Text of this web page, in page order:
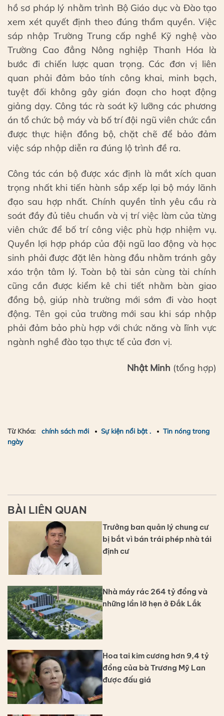
hồ sơ pháp lý nhằm trình Bộ Giáo dục và Đào tạo
xem xét quyết định theo đúng thẩm quyền. Việc
sáp nhập Trường Trung cấp nghề Kỹ nghệ vào
Trường Cao đẳng Nông nghiệp Thanh Hóa là
bước đi chiến lược quan trọng. Các đơn vị liên
quan phải đảm bảo tính công khai, minh bạch,
tuyệt đối không gây gián đoạn cho hoạt động
giảng dạy. Công tác rà soát kỹ lưỡng các phương
án tổ chức bộ máy và bố trí đội ngũ viên chức cần
được thực hiện đồng bộ, chặt chẽ để bảo đảm
việc sáp nhập diễn ra đúng lộ trình đề ra.
Công tác cán bộ được xác định là mắt xích quan
trọng nhất khi tiến hành sắp xếp lại bộ máy lãnh
đạo sau hợp nhất. Chính quyền tỉnh yêu cầu rà
soát đầy đủ tiêu chuẩn và vị trí việc làm của từng
viên chức để bố trí công việc phù hợp nhiệm vụ.
Quyền lợi hợp pháp của đội ngũ lao động và học
sinh phải được đặt lên hàng đầu nhằm tránh gây
xáo trộn tâm lý. Toàn bộ tài sản cùng tài chính
cũng cần được kiểm kê chi tiết nhằm bàn giao
đồng bộ, giúp nhà trường mới sớm đi vào hoạt
động. Tên gọi của trường mới sau khi sáp nhập
phải đảm bảo phù hợp với chức năng và lĩnh vực
ngành nghề đào tạo thực tế của đơn vị.
Nhật Minh (tổng hợp)
Từ Khóa: chính sách mới Sự kiện nổi bật .
Tin nóng trong
ngày
BÀI LIÊN QUAN
Trưởng ban quản lý chung cư
bị bắt vì bán trái phép nhà tái
định cư
Nhà máy rác 264 tỷ đồng và
những lần lỡ hẹn ở Đắk Lắk
Hoa tai kim cương hơn 9,4 tỷ
đồng của bà Trương Mỹ Lan
được đấu giá